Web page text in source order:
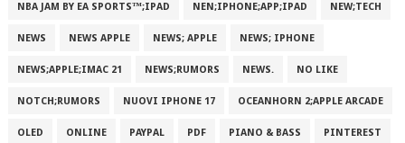
NBA JAM BY EA SPORTS™;IPAD NEN;IPHONE;APP;IPAD NEW;TECH
NEWS NEWS APPLE NEWS; APPLE NEWS; IPHONE
NEWS;APPLE;IMAC 21 NEWS;RUMORS NEWS. NO LIKE
NOTCH;RUMORS NUOVI IPHONE 17 OCEANHORN 2;APPLE ARCADE
OLED ONLINE PAYPAL PDF PIANO & BASS PINTEREST